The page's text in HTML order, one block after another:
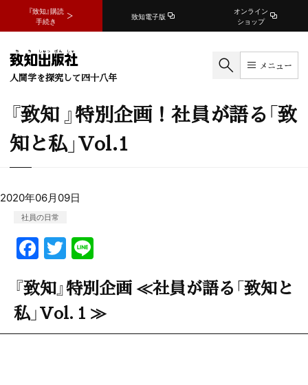
『致知』購読
手続き
致知電子版
オンライン
ショップ
人間学を探究して四十八年
メニュー
『致知 』特別企画！社員が語る「致
知と私」Vol.1
2020年06月09日
社員の日常
F
a
c
e
b
T
w
itt
er
e
『致知』特別企画 ≪社員が語る「致知と
私」Vol.１≫